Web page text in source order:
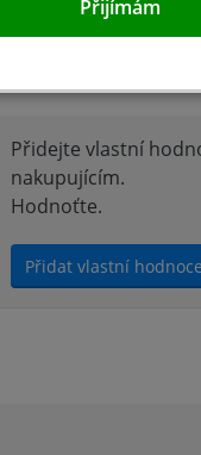
Přidejte vlastní
nakupujícím.
Hodnoťte.
Přidat vlastní
Přijímám